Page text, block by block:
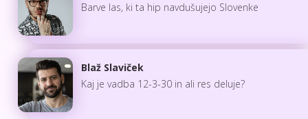
Barve las, ki ta hip navdušujejo Slovenke
Blaž Slaviček
Kaj je vadba 12-3-30 in ali res deluje?